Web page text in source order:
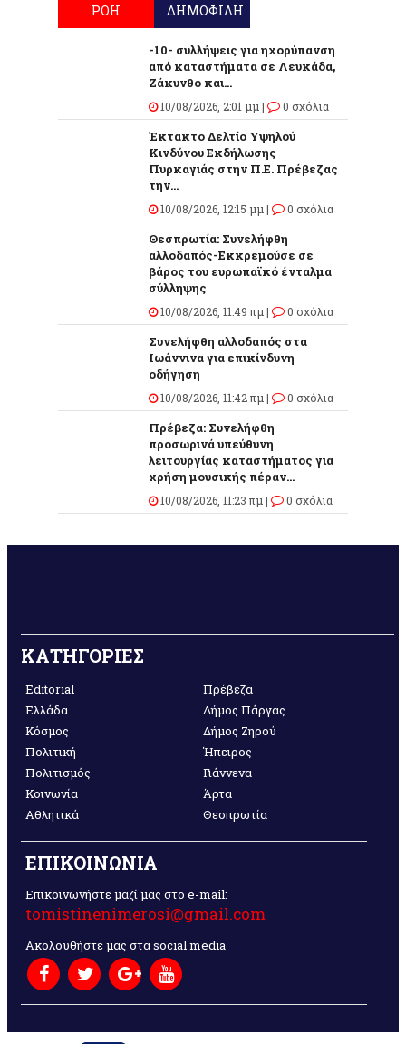
ΡΟΗ ΔΗΜΟΦΙΛΗ
-10- συλλήψεις για ηχορύπανση
από καταστήματα σε Λευκάδα,
Ζάκυνθο και...
10/08/2026, 2:01 μμ | 0 σχόλια
Έκτακτο Δελτίο Υψηλού
Κινδύνου Εκδήλωσης
Πυρκαγιάς στην Π.Ε. Πρέβεζας
την...
10/08/2026, 12:15 μμ | 0 σχόλια
Θεσπρωτία: Συνελήφθη
αλλοδαπός-Εκκρεμούσε σε
βάρος του ευρωπαϊκό ένταλμα
σύλληψης
10/08/2026, 11:49 πμ | 0 σχόλια
Συνελήφθη αλλοδαπός στα
Ιωάννινα για επικίνδυνη
οδήγηση
10/08/2026, 11:42 πμ | 0 σχόλια
Πρέβεζα: Συνελήφθη
προσωρινά υπεύθυνη
λειτουργίας καταστήματος για
χρήση μουσικής πέραν...
10/08/2026, 11:23 πμ | 0 σχόλια
ΚΑΤΗΓΟΡΙΕΣ
Editorial
Ελλάδα
Κόσμος
Πολιτική
Πολιτισμός
Κοινωνία
Αθλητικά
Πρέβεζα
Δήμος Πάργας
Δήμος Ζηρού
Ήπειρος
Γιάννενα
Άρτα
Θεσπρωτία
ΕΠΙΚΟΙΝΩΝΙΑ
Επικοινωνήστε μαζί μας στο e-mail:
tomistinenimerosi@gmail.com
Ακολουθήστε μας στα social media